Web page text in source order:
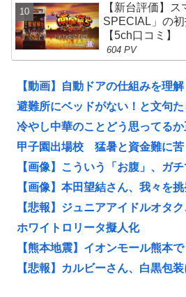
【新台評価】
SPECIAL」の
【5ch口コミ】
604 PV
【動画】自動ドアの仕組みを理
避難所にベッドがない！と文句
冷やし中華のことどう思ってる
甲子園出場校 猛暑と資金難に苦
【画像】こういう「お腹」、ガ
【画像】本田望結さん、我々を
【悲報】ジュニアアイドルオタ
ホワイトロリータ擬人化
【熊本地震】イオンモール熊本
【悲報】カルビーさん、白黒包